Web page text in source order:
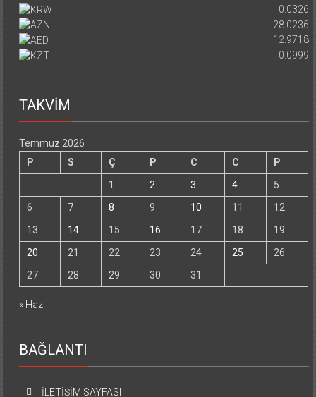
0.0326
28.0236
12.9718
0.0999
TAKVİM
Temmuz 2026
P
S Ç P C C
P
1
2 3 4
5
6
7 8 9 10 11
12
13
14 15 16 17 18
19
20
21 22 23 24 25
26
27
28 29 30 31
« Haz
BAĞLANTI
İLETİŞİM SAYFASI